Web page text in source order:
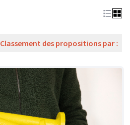
Classement des propositions par :